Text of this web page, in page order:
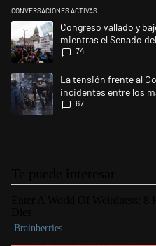
CONVERSACIONES ACTIVAS
Este listado muestra los
Un artículo de tendencia con el
Congreso vallado y
mientras el Senado
74
Un artículo de tendencia con el
La tensión frente al
incidentes entre los
67